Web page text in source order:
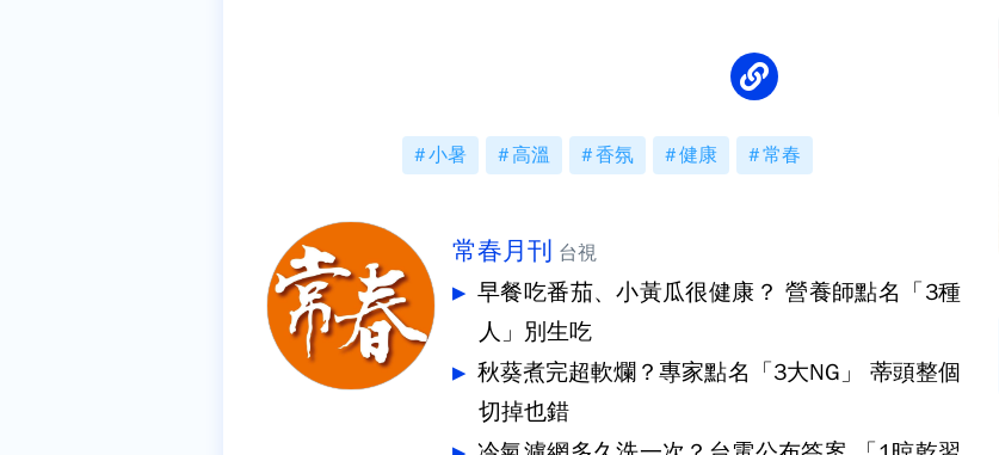
小暑 高溫 香氛 健康 常春
常春月刊 台視
早餐吃番茄、小黃瓜很健康？ 營養師點名「3種
人」別生吃
秋葵煮完超軟爛？專家點名「3大NG」 蒂頭整個
切掉也錯